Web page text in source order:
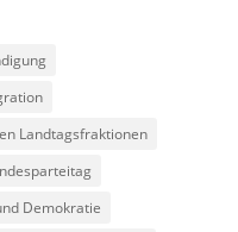
Landtagsfraktionen
Demokratie